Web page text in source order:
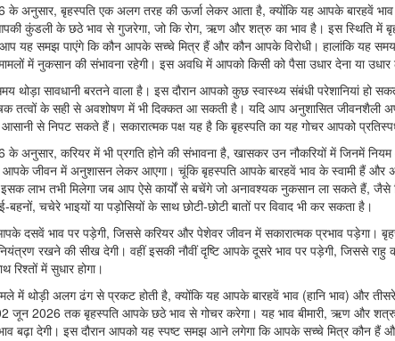
के अनुसार, बृहस्पति एक अलग तरह की ऊर्जा लेकर आता है, क्योंकि यह आपके बारहवें
कुंडली के छठे भाव से गुजरेगा, जो कि रोग, ऋण और शत्रु का भाव है। इस स्थिति में
यह समझ पाएंगे कि कौन आपके सच्चे मित्र हैं और कौन आपके विरोधी। हालांकि यह समय
में नुकसान की संभावना रहेगी। इस अवधि में आपको किसी को पैसा उधार देना या
थोड़ा सावधानी बरतने वाला है। इस दौरान आपको कुछ स्वास्थ्य संबंधी परेशानियां
तत्वों के सही से अवशोषण में भी दिक्कत आ सकती है। यदि आप अनुशासित जीवनशैली
से निपट सकते हैं। सकारात्मक पक्ष यह है कि बृहस्पति का यह गोचर आपको
के अनुसार, करियर में भी प्रगति होने की संभावना है, खासकर उन नौकरियों में जिनमें
जीवन में अनुशासन लेकर आएगा। चूंकि बृहस्पति आपके बारहवें भाव के स्वामी हैं और
इसक लाभ तभी मिलेगा जब आप ऐसे कार्यों से बचेंगे जो अनावश्यक नुकसान ला सकते हैं,
चचेरे भाइयों या पड़ोसियों के साथ छोटी-छोटी बातों पर विवाद भी कर सकता है।
दसवें भाव पर पड़ेगी, जिससे करियर और पेशेवर जीवन में सकारात्मक प्रभाव पड़ेगा।
रखने की सीख देगी। वहीं इसकी नौवीं दृष्टि आपके दूसरे भाव पर पड़ेगी, जिससे
में सुधार होगा।
में थोड़ी अलग ढंग से प्रकट होती है, क्योंकि यह आपके बारहवें भाव (हानि भाव) और
जून 2026 तक बृहस्पति आपके छठे भाव से गोचर करेगा। यह भाव बीमारी, ऋण और शत्रु
बढ़ा देगी। इस दौरान आपको यह स्पष्ट समझ आने लगेगा कि आपके सच्चे मित्र कौन